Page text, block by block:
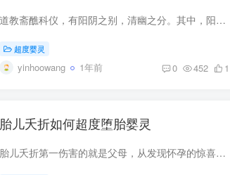
道教斋醮科仪，有阳阴之别，清幽之分。其中，阳事主要有祈福谢恩、却病延寿、迎祥纳财、解厄禳灾、祝寿庆贺等。阴事主要有开方破狱、摄召度桥、沐浴朝真、炼度施食等。道教宫观在祖师诞辰、重要...
超度婴灵
yinhoowang 1年前 0 452 1
胎儿夭折如何超度堕胎婴灵
胎儿夭折第一伤害的就是父母，从发现怀孕的惊喜，到孕育过程的艰辛，其中的酸甜苦辣只有身为母亲的最是知道了，但是当自己满心期待的等待新生命的降生时，却被告知自己的孩子胎死腹中，这样的痛...